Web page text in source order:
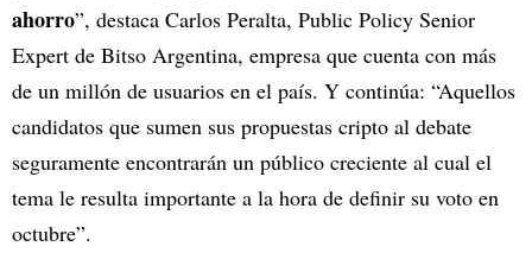
ahorro”, destaca Carlos Peralta, Public Policy Senior
Expert de Bitso Argentina, empresa que cuenta con más
de un millón de usuarios en el país. Y continúa: “Aquellos
candidatos que sumen sus propuestas cripto al debate
seguramente encontrarán un público creciente al cual el
tema le resulta importante a la hora de definir su voto en
octubre”.